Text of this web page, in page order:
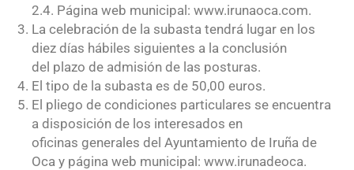
2.4. Página web municipal: www.irunaoca.com.
La celebración de la subasta tendrá lugar en los
diez días hábiles siguientes a la conclusión
del plazo de admisión de las posturas.
El tipo de la subasta es de 50,00 euros.
El pliego de condiciones particulares se encuentra
a disposición de los interesados en
oficinas generales del Ayuntamiento de Iruña de
Oca y página web municipal: www.irunadeoca.